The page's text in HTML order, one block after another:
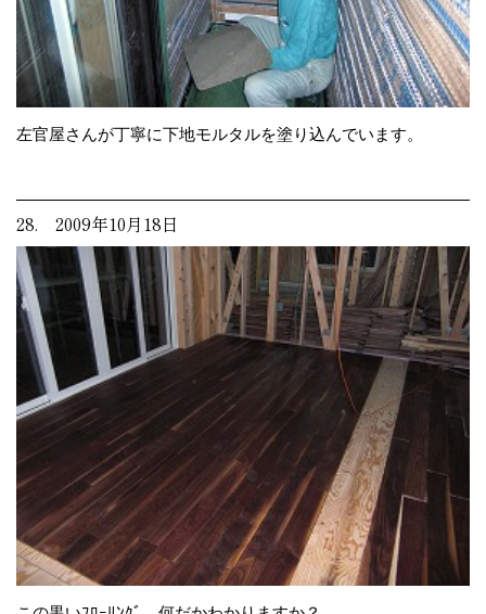
左官屋さんが丁寧に下地モルタルを塗り込んでいます。
28. 2009年10月18日